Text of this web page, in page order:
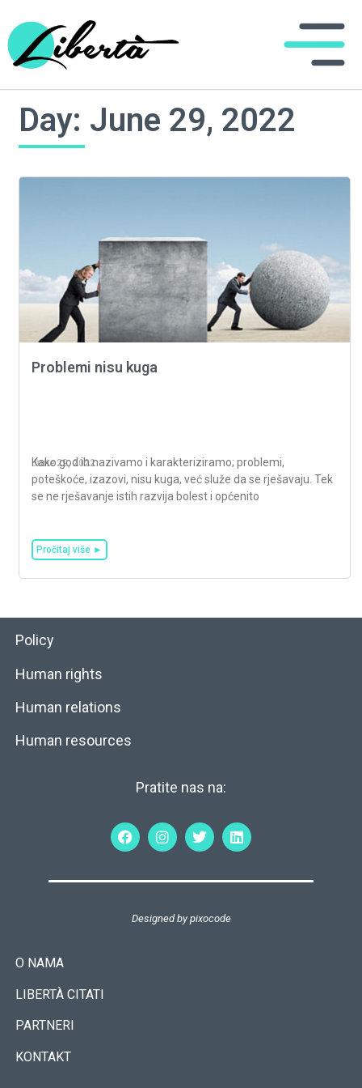
Day: June 29, 2022
Problemi nisu kuga
June 29, 2022
Kako god ih nazivamo i karakteriziramo; problemi,
poteškoće, izazovi, nisu kuga, već služe da se rješavaju. Tek
se ne rješavanje istih razvija bolest i općenito
Pročitaj više ►
Policy
Human rights
Human relations
Human resources
Pratite nas na:
Designed bypixocode
O NAMA
LIBERTÀ CITATI
PARTNERI
KONTAKT